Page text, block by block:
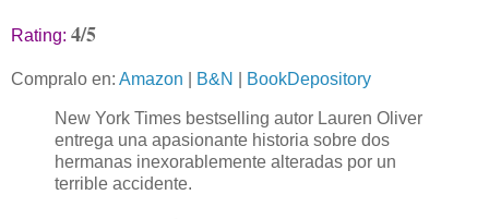
Rating: 4/5
Compralo en: Amazon B&N BookDepository
New York Times bestselling autor Lauren Oliver
entrega una apasionante historia sobre dos
hermanas inexorablemente alteradas por un
terrible accidente.